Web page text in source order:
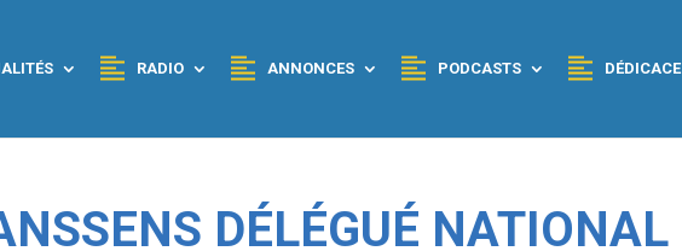
RADIO ANNONCES PODCASTS DÉDICACE
DÉLÉGUÉ NATIONAL